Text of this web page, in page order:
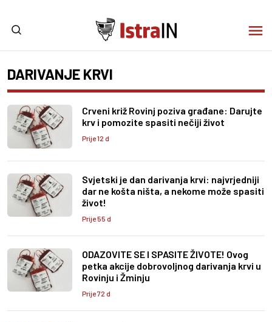
DARIVANJE KRVI
Crveni križ Rovinj poziva građane: Darujte
krv i pomozite spasiti nečiji život
Prije 12 d
Svjetski je dan darivanja krvi: najvrjedniji
dar ne košta ništa, a nekome može spasiti
život!
Prije 55 d
ODAZOVITE SE I SPASITE ŽIVOTE! Ovog
petka akcije dobrovoljnog darivanja krvi u
Rovinju i Žminju
Prije 72 d